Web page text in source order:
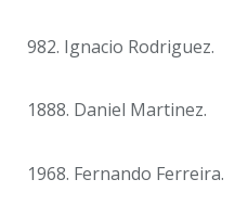
982. Ignacio Rodriguez.
1888. Daniel Martinez.
1968. Fernando Ferreira.